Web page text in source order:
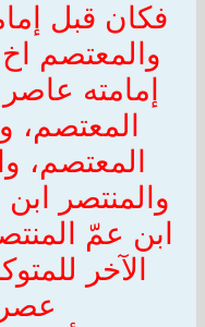
فكان قبل
والمعتصم اخ
إمامته
المعتصم،
المعتصم،
والمنتصر
ابن عمّ
الآخر
عصر